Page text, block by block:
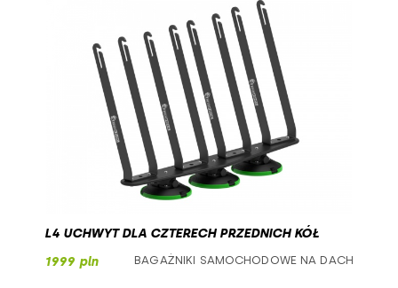
L4 UCHWYT DLA CZTERECH PRZEDNICH KÓŁ
1999 pln
BAGAŻNIKI SAMOCHODOWE NA DACH